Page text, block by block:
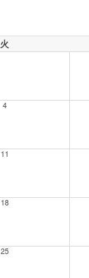
火
4
11
18
25